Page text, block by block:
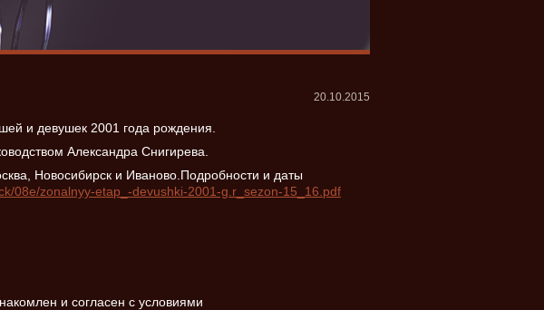
20.10.2015
и девушек 2001 года рождения.
Александра Снигирева.
Новосибирск и Иваново.Подробности и даты
08e/zonalnyy-etap_-devushki-2001-g.r_sezon-15_16.pdf
и согласен с условиями